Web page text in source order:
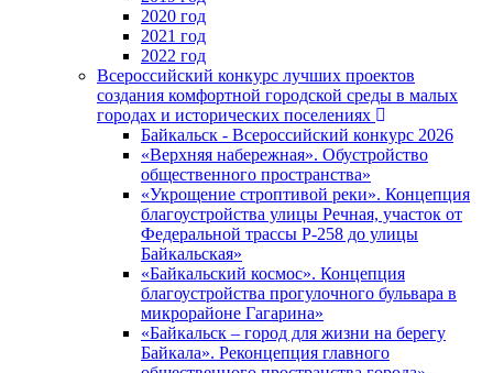
2020 год
2021 год
2022 год
Всероссийский конкурс лучших проектов
создания комфортной городской среды в малых
городах и исторических поселениях
Байкальск - Всероссийский конкурс 2026
«Верхняя набережная». Обустройство
общественного пространства»
«Укрощение строптивой реки». Концепция
благоустройства улицы Речная, участок от
Федеральной трассы Р-258 до улицы
Байкальская»
«Байкальский космос». Концепция
благоустройства прогулочного бульвара в
микрорайоне Гагарина»
«Байкальск – город для жизни на берегу
Байкала». Реконцепция главного